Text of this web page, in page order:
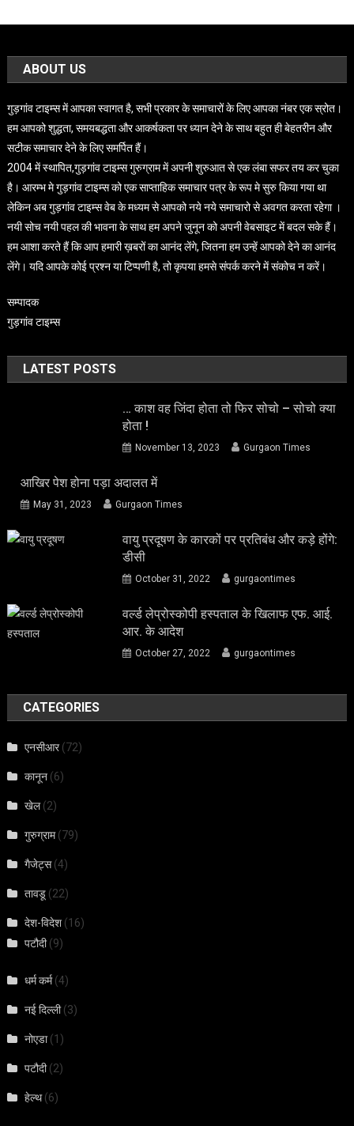
ABOUT US
गुड़गांव टाइम्स में आपका स्वागत है, सभी प्रकार के समाचारों के लिए आपका नंबर एक स्रोत।
हम आपको शुद्धता, समयबद्धता और आकर्षकता पर ध्यान देने के साथ बहुत ही बेहतरीन और
सटीक समाचार देने के लिए समर्पित हैं।
2004 में स्थापित,गुड़गांव टाइम्स गुरुग्राम में अपनी शुरुआत से एक लंबा सफर तय कर चुका
है। आरम्भ मे गुड़गांव टाइम्स को एक साप्ताहिक समाचार पत्र के रूप मे सुरु किया गया था
लेकिन अब गुड़गांव टाइम्स वेब के मध्यम से आपको नये नये समाचारो से अवगत करता रहेगा ।
नयी सोच नयी पहल की भावना के साथ हम अपने जुनून को अपनी वेबसाइट में बदल सके हैं।
हम आशा करते हैं कि आप हमारी ख़बरों का आनंद लेंगे, जितना हम उन्हें आपको देने का आनंद
लेंगे। यदि आपके कोई प्रश्न या टिप्पणी है, तो कृपया हमसे संपर्क करने में संकोच न करें।
सम्पादक
गुड़गांव टाइम्स
LATEST POSTS
… काश वह जिंदा होता तो फिर सोचो – सोचो क्या
होता !
November 13, 2023 Gurgaon Times
आखिर पेश होना पड़ा अदालत में
May 31, 2023 Gurgaon Times
वायु प्रदूषण के कारकों पर प्रतिबंध और कड़े होंगे:
डीसी
October 31, 2022 gurgaontimes
वर्ल्ड लेप्रोस्कोपी हस्पताल के खिलाफ एफ. आई.
आर. के आदेश
October 27, 2022 gurgaontimes
CATEGORIES
एनसीआर(72)
कानून (6)
खेल(2)
गुरुग्राम(79)
गैजेट्स(4)
तावडू (22)
देश-विदेश (16)
पटौदी(9)
धर्म कर्म(4)
नई दिल्ली(3)
नोएडा(1)
पटौदी(2)
हेल्थ(6)